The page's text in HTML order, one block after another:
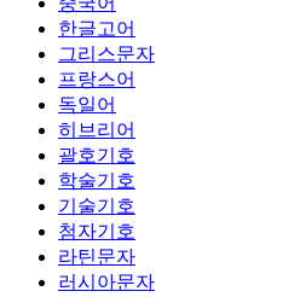
한글고어
그리스문자
프랑스어
독일어
히브리어
괄호기호
학술기호
기술기호
첨자기호
라틴문자
러시아문자